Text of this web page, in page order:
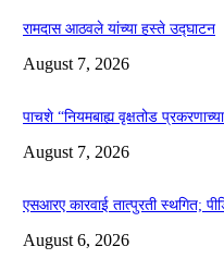
रामदास आठवले यांच्या हस्ते उद्घाटन
August 7, 2026
पाचशे “नियमबाह्य वृक्षतोड
August 7, 2026
एसआरए कारवाई तात्पुरती स्थगित;
August 6, 2026